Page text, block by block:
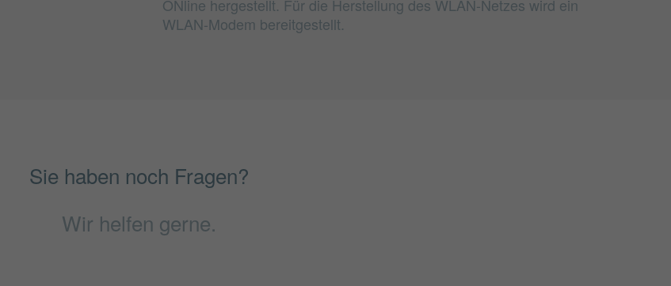
ONline hergestellt. Für die Herstellung des WLAN-Netzes wird ein
WLAN-Modem bereitgestellt.
Sie haben noch Fragen?
Wir helfen gerne.